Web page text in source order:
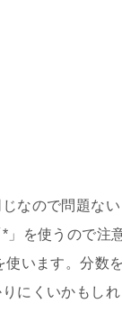
なので問題ない
を使うので注
います。分数
にくいかもし